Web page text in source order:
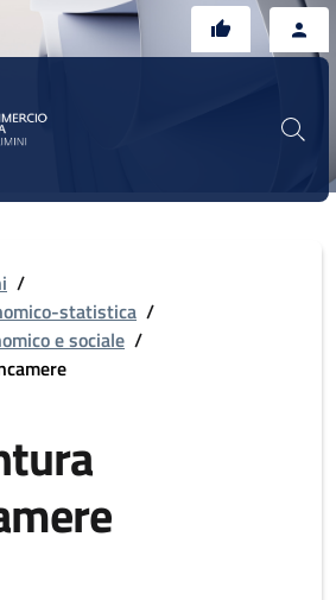
/
statistica /
e sociale /